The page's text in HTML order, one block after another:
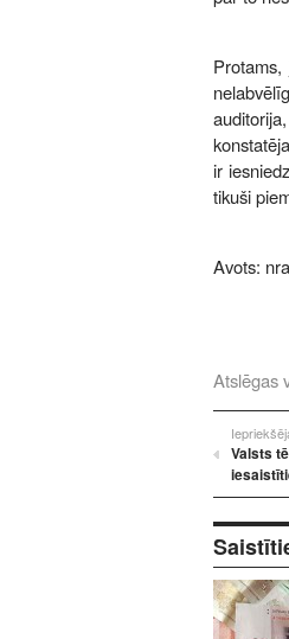
ir
tikuši
Avots:
Atslēgas
Valsts